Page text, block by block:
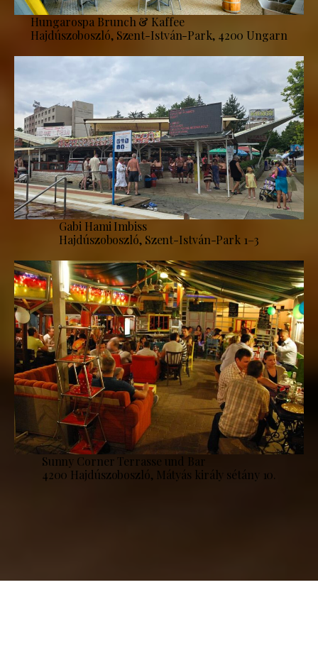
Hungarospa Brunch & Kaffee
Hajdúszoboszló, Szent-István-Park, 4200 Ungarn
Gabi Hami Imbiss
Hajdúszoboszló, Szent-István-Park 1–3
Sunny Corner Terrasse und Bar
4200 Hajdúszoboszló, Mátyás király sétány 10.